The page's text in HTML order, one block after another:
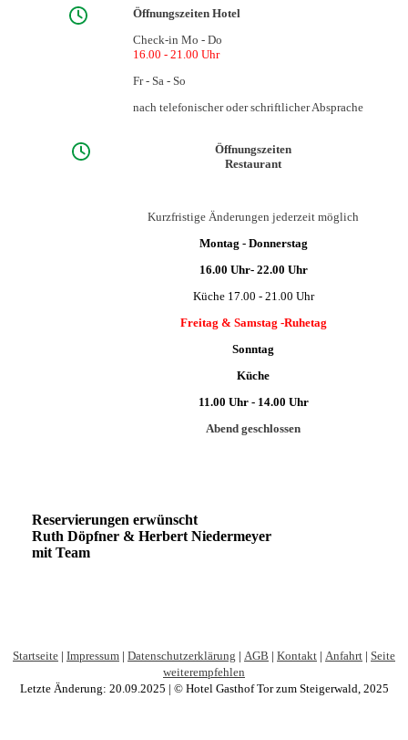
Öffnungszeiten Hotel
Check-in Mo - Do
16.00 - 21.00 Uhr
Fr - Sa - So
nach telefonischer oder schriftlicher Absprache
Öffnungszeiten
Restaurant
Kurzfristige Änderungen jederzeit möglich
Montag - Donnerstag
16.00 Uhr- 22.00 Uhr
Küche 17.00 - 21.00 Uhr
Freitag & Samstag -Ruhetag
Sonntag
Küche
11.00 Uhr - 14.00 Uhr
Abend geschlossen
Reservierungen erwünscht
Ruth Döpfner & Herbert Niedermeyer
mit Team
Startseite | Impressum | Datenschutzerklärung | AGB | Kontakt | Anfahrt | Seite
weiterempfehlen
Letzte Änderung: 20.09.2025 | © Hotel Gasthof Tor zum Steigerwald, 2025